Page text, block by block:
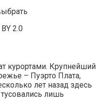
2.0
курортами. Крупнейший
– Пуэрто Плата,
лет назад здесь
лишь